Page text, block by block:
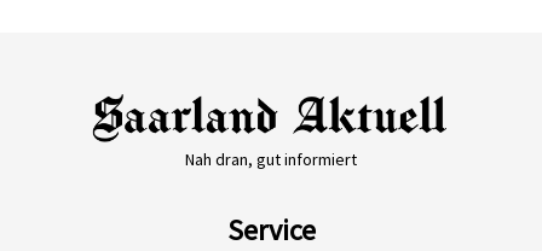
Nah dran, gut informiert
Service